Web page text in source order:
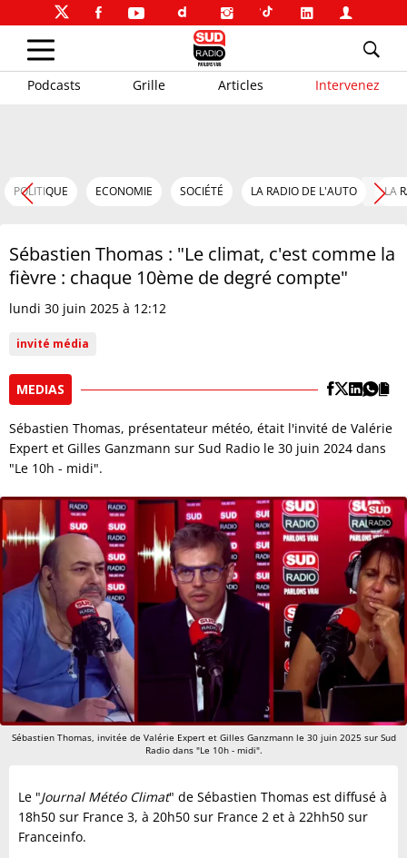
Podcasts Grille Articles Intervenez
POLITIQUE ECONOMIE SOCIÉTÉ LA RADIO DE L'AUTO LA
Sébastien Thomas : "Le climat, c'est comme la
fièvre : chaque 10ème de degré compte"
lundi 30 juin 2025 à 12:12
invité média
MEDIAS
Sébastien Thomas, présentateur météo, était l'invité de Valérie
Expert et Gilles Ganzmann sur Sud Radio le 30 juin 2024 dans
"Le 10h - midi".
Sébastien Thomas, invitée de Valérie Expert et Gilles Ganzmann le 30 juin 2025 sur Sud
Radio dans "Le 10h - midi".
Le "Journal Météo Climat" de Sébastien Thomas est diffusé à
18h50 sur France 3, à 20h50 sur France 2 et à 22hh50 sur
Franceinfo.